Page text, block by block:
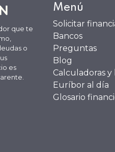
que te
o
es
Menú
Solicitar
Bancos
Preguntas
Blog
Calculadoras
Euríbor al día
Glosario